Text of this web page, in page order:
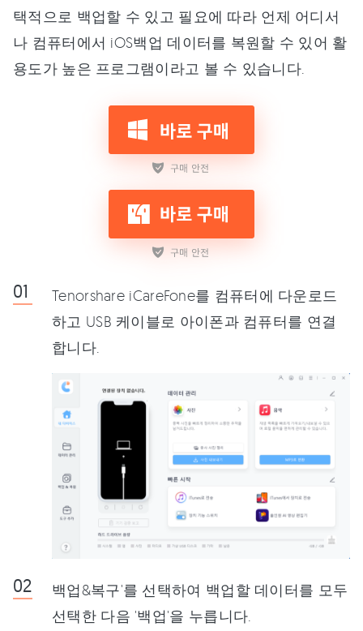
택적으로 백업할 수 있고 필요에 따라 언제 어디서
나 컴퓨터에서 iOS백업 데이터를 복원할 수 있어 활
용도가 높은 프로그램이라고 볼 수 있습니다.
Tenorshare iCareFone를 컴퓨터에 다운로드
하고 USB 케이블로 아이폰과 컴퓨터를 연결
합니다.
백업&복구'를 선택하여 백업할 데이터를 모두
선택한 다음 '백업'을 누릅니다.